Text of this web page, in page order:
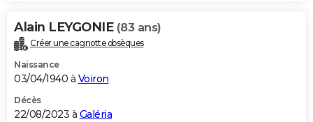
Alain LEYGONIE (83 ans)
Créer une cagnotte obsèques
Naissance
03/04/1940 à Voiron
Décès
22/08/2023 à Galéria